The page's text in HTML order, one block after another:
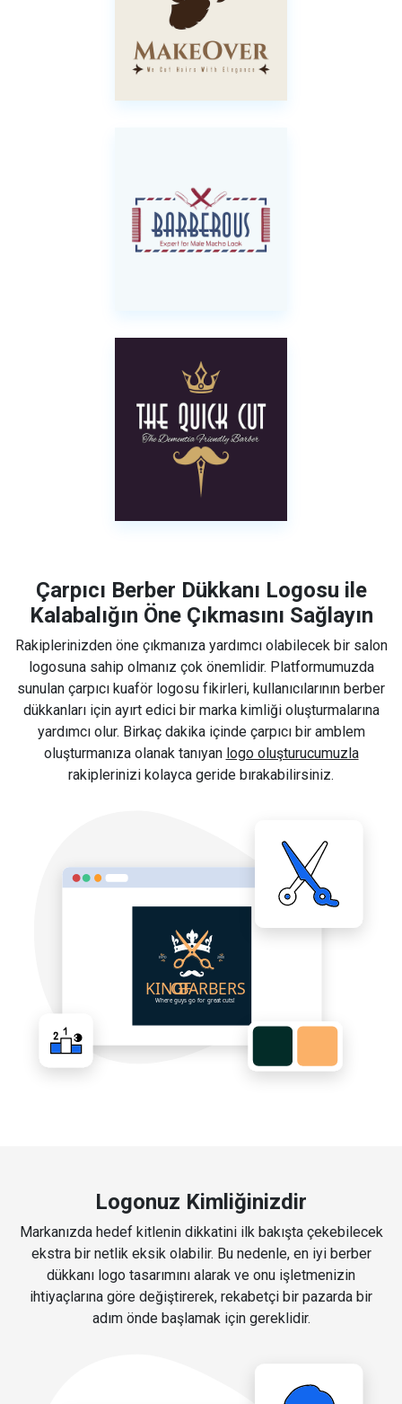
Çarpıcı Berber Dükkanı Logosu ile
Kalabalığın Öne Çıkmasını Sağlayın
Rakiplerinizden öne çıkmanıza yardımcı olabilecek bir salon
logosuna sahip olmanız çok önemlidir. Platformumuzda
sunulan çarpıcı kuaför logosu fikirleri, kullanıcılarının berber
dükkanları için ayırt edici bir marka kimliği oluşturmalarına
yardımcı olur. Birkaç dakika içinde çarpıcı bir amblem
oluşturmanıza olanak tanıyan logo oluşturucumuzla
rakiplerinizi kolayca geride bırakabilirsiniz.
Logonuz Kimliğinizdir
Markanızda hedef kitlenin dikkatini ilk bakışta çekebilecek
ekstra bir netlik eksik olabilir. Bu nedenle, en iyi berber
dükkanı logo tasarımını alarak ve onu işletmenizin
ihtiyaçlarına göre değiştirerek, rekabetçi bir pazarda bir
adım önde başlamak için gereklidir.